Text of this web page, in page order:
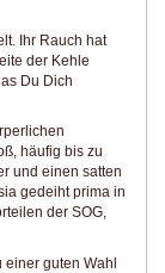
Ihr Rauch hat
der Kehle
Du Dich
häufig bis zu
und einen satten
gedeiht prima in
der SOG,
einer guten Wahl